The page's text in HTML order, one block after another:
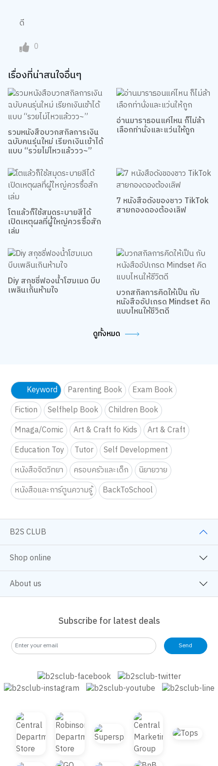
ดี
0
เรื่องที่น่าสนใจอื่นๆ
รวมหนังสือบวกสกิลการเงิน
แบบ “รวยไม่ไหวแล้ววว~”
อ่านมาราธอนแค่ไหน ก็ไม่ล้า
โตแล้วก็ใช้สมุดระบายสีได้
เล่ม
บวกสกิลการคิดให้เป็น กับ
แบบไหนให้ชีวิตดี
Keyword Parenting Book
Exam Book
Fiction
Selfhelp Book
Children Book
Mnaga/Comic
Art & Craft fo Kids
Art & Craft
Education Toy
Tutor
Self Development
หนังสือจิตวิทยา
ครอบครัวและเด็ก
นิยายวาย
B2S CLUB
Shop online
About us
Subscribe for latest deals